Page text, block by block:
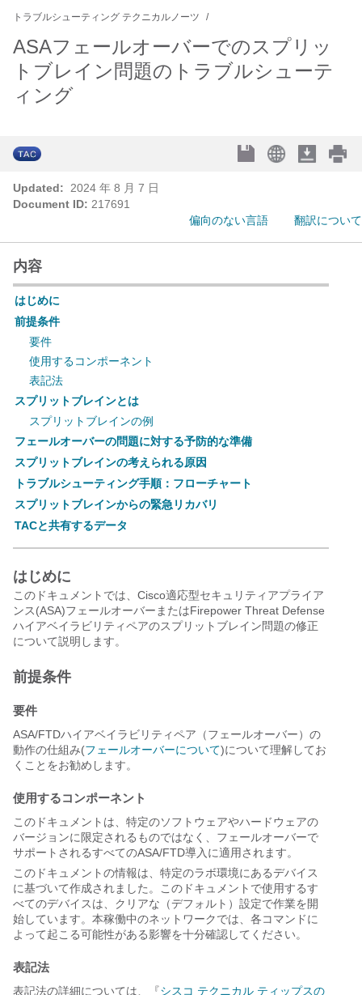
トラブルシューティング テクニカルノーツ
ASAフェールオーバーでのスプリッ
トブレイン問題のトラブルシューテ
ィング
Updated:
2024 年 8 月 7 日
Document ID: 217691
偏向のない言語
翻訳について
内容
はじめに
前提条件
要件
使用するコンポーネント
表記法
スプリットブレインとは
スプリットブレインの例
フェールオーバーの問題に対する予防的な準備
スプリットブレインの考えられる原因
トラブルシューティング手順：フローチャート
スプリットブレインからの緊急リカバリ
TACと共有するデータ
はじめに
このドキュメントでは、Cisco適応型セキュリティアプライア
ンス(ASA)フェールオーバーまたはFirepower Threat Defense
ハイアベイラビリティペアのスプリットブレイン問題の修正
について説明します。
前提条件
要件
ASA/FTDハイアベイラビリティペア（フェールオーバー）の
動作の仕組み(フェールオーバーについて)について理解してお
くことをお勧めします。
使用するコンポーネント
このドキュメントは、特定のソフトウェアやハードウェアの
バージョンに限定されるものではなく、フェールオーバーで
サポートされるすべてのASA/FTD導入に適用されます。
このドキュメントの情報は、特定のラボ環境にあるデバイス
に基づいて作成されました。このドキュメントで使用するす
べてのデバイスは、クリアな（デフォルト）設定で作業を開
始しています。本稼働中のネットワークでは、各コマンドに
よって起こる可能性がある影響を十分確認してください。
表記法
表記法の詳細については、『シスコ テクニカル ティップスの